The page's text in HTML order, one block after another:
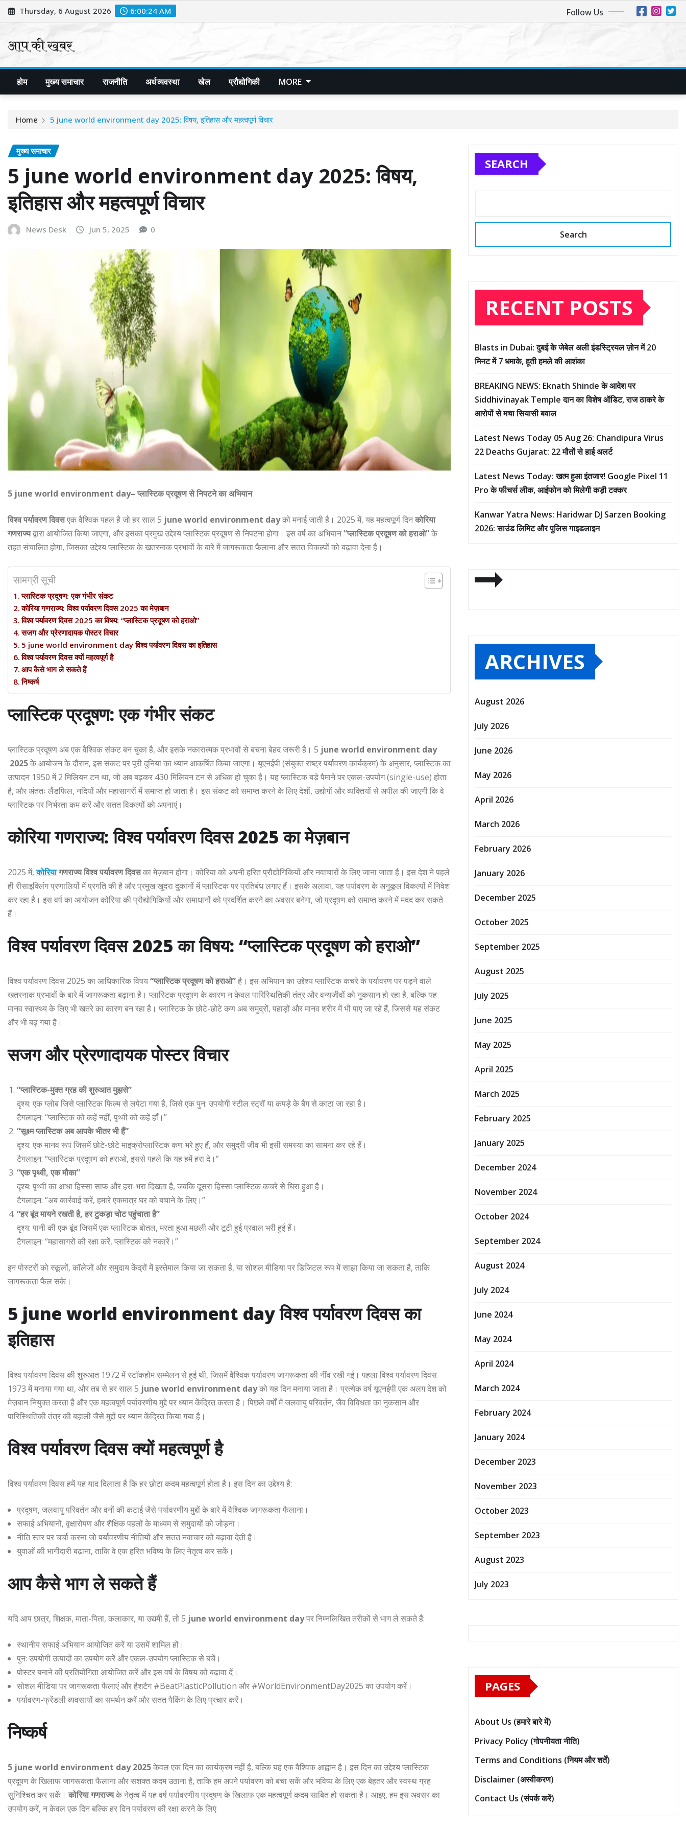
Skip
to
Thursday, 6 August 2026 6:00:25 AM Follow Us
होम मुख्य समाचार राजनीति अर्थव्यवस्था खेल प्रौद्योगिकी MORE
Home 5 june world environment day 2025: विषय, इतिहास और महत्वपूर्ण विचार
मुख्य समाचार
5 june world environment day 2025: विषय,
इतिहास और महत्वपूर्ण विचार
News Desk Jun 5, 2025 0
5 june world environment day– प्लास्टिक प्रदूषण से निपटने का अभियान
विश्व पर्यावरण दिवसएक वैश्विक पहल है जो हर साल 5 june world environment dayको मनाई जाती है। 2025 में, यह महत्वपूर्ण दिनकोरिया
गणराज्यद्वारा आयोजित किया जाएगा, और इसका प्रमुख उद्देश्य प्लास्टिक प्रदूषण से निपटना होगा। इस वर्ष का अभियान“प्लास्टिक प्रदूषण को हराओ”के
तहत संचालित होगा, जिसका उद्देश्य प्लास्टिक के खतरनाक प्रभावों के बारे में जागरूकता फैलाना और सतत विकल्पों को बढ़ावा देना है।
सामग्री सूची
प्लास्टिक प्रदूषण: एक गंभीर संकट
कोरिया गणराज्य: विश्व पर्यावरण दिवस 2025 का मेज़बान
विश्व पर्यावरण दिवस 2025 का विषय: “प्लास्टिक प्रदूषण को हराओ”
सजग और प्रेरणादायक पोस्टर विचार
5 june world environment day विश्व पर्यावरण दिवस का इतिहास
विश्व पर्यावरण दिवस क्यों महत्वपूर्ण है
आप कैसे भाग ले सकते हैं
निष्कर्ष
प्लास्टिक प्रदूषण: एक गंभीर संकट
प्लास्टिक प्रदूषण अब एक वैश्विक संकट बन चुका है, और इसके नकारात्मक प्रभावों से बचना बेहद जरूरी है। 5 june world environment day
2025के आयोजन के दौरान, इस संकट पर पूरी दुनिया का ध्यान आकर्षित किया जाएगा। यूएनईपी (संयुक्त राष्ट्र पर्यावरण कार्यक्रम) के अनुसार, प्लास्टिक का
उत्पादन 1950 में 2 मिलियन टन था, जो अब बढ़कर 430 मिलियन टन से अधिक हो चुका है। यह प्लास्टिक बड़े पैमाने पर एकल-उपयोग (single-use) होता
है, और अंततः लैंडफिल, नदियों और महासागरों में समाप्त हो जाता है। इस संकट को समाप्त करने के लिए देशों, उद्योगों और व्यक्तियों से अपील की जाएगी कि वे
प्लास्टिक पर निर्भरता कम करें और सतत विकल्पों को अपनाएं।
कोरिया गणराज्य: विश्व पर्यावरण दिवस 2025 का मेज़बान
2025 में,कोरियागणराज्यविश्व पर्यावरण दिवसका मेज़बान होगा। कोरिया को अपनी हरित प्रौद्योगिकियों और नवाचारों के लिए जाना जाता है। इस देश ने पहले
ही रीसाइक्लिंग प्रणालियों में प्रगति की है और प्रमुख खुदरा दुकानों में प्लास्टिक पर प्रतिबंध लगाए हैं। इसके अलावा, यह पर्यावरण के अनुकूल विकल्पों में निवेश
कर रहा है। इस वर्ष का आयोजन कोरिया की प्रौद्योगिकियों और समाधानों को प्रदर्शित करने का अवसर बनेगा, जो प्रदूषण को समाप्त करने में मदद कर सकते
हैं।
विश्व पर्यावरण दिवस 2025 का विषय: “प्लास्टिक प्रदूषण को हराओ”
विश्व पर्यावरण दिवस 2025 का आधिकारिक विषय“प्लास्टिक प्रदूषण को हराओ”है। इस अभियान का उद्देश्य प्लास्टिक कचरे के पर्यावरण पर पड़ने वाले
खतरनाक प्रभावों के बारे में जागरूकता बढ़ाना है। प्लास्टिक प्रदूषण के कारण न केवल पारिस्थितिकी तंत्र और वन्यजीवों को नुकसान हो रहा है, बल्कि यह
मानव स्वास्थ्य के लिए भी खतरे का कारण बन रहा है। प्लास्टिक के छोटे-छोटे कण अब समुद्रों, पहाड़ों और मानव शरीर में भी पाए जा रहे हैं, जिससे यह संकट
और भी बढ़ गया है।
सजग और प्रेरणादायक पोस्टर विचार
“प्लास्टिक-मुक्त ग्रह की शुरुआत मुझसे”
दृश्य: एक ग्लोब जिसे प्लास्टिक फिल्म से लपेटा गया है, जिसे एक पुन: उपयोगी स्टील स्ट्रॉ या कपड़े के बैग से काटा जा रहा है।
टैगलाइन: “प्लास्टिक को कहें नहीं, पृथ्वी को कहें हाँ।”
“सूक्ष्म प्लास्टिक अब आपके भीतर भी हैं”
दृश्य: एक मानव रूप जिसमें छोटे-छोटे माइक्रोप्लास्टिक कण भरे हुए हैं, और समुद्री जीव भी इसी समस्या का सामना कर रहे हैं।
टैगलाइन: “प्लास्टिक प्रदूषण को हराओ, इससे पहले कि यह हमें हरा दे।”
“एक पृथ्वी, एक मौका”
दृश्य: पृथ्वी का आधा हिस्सा साफ और हरा-भरा दिखता है, जबकि दूसरा हिस्सा प्लास्टिक कचरे से घिरा हुआ है।
टैगलाइन: “अब कार्रवाई करें, हमारे एकमात्र घर को बचाने के लिए।”
“हर बूंद मायने रखती है, हर टुकड़ा चोट पहुंचाता है”
दृश्य: पानी की एक बूंद जिसमें एक प्लास्टिक बोतल, मरता हुआ मछली और टूटी हुई प्रवाल भरी हुई हैं।
टैगलाइन: “महासागरों की रक्षा करें, प्लास्टिक को नकारें।”
इन पोस्टरों को स्कूलों, कॉलेजों और समुदाय केंद्रों में इस्तेमाल किया जा सकता है, या सोशल मीडिया पर डिजिटल रूप में साझा किया जा सकता है, ताकि
जागरूकता फैल सके।
5 june world environment day विश्व पर्यावरण दिवस का
इतिहास
विश्व पर्यावरण दिवस की शुरुआत 1972 में स्टॉकहोम सम्मेलन से हुई थी, जिसमें वैश्विक पर्यावरण जागरूकता की नींव रखी गई। पहला विश्व पर्यावरण दिवस
1973 में मनाया गया था, और तब से हर साल 5 june world environment dayको यह दिन मनाया जाता है। प्रत्येक वर्ष यूएनईपी एक अलग देश को
मेज़बान नियुक्त करता है और एक महत्वपूर्ण पर्यावरणीय मुद्दे पर ध्यान केंद्रित करता है। पिछले वर्षों में जलवायु परिवर्तन, जैव विविधता का नुकसान और
पारिस्थितिकी तंत्र की बहाली जैसे मुद्दों पर ध्यान केंद्रित किया गया है।
विश्व पर्यावरण दिवस क्यों महत्वपूर्ण है
विश्व पर्यावरण दिवस हमें यह याद दिलाता है कि हर छोटा कदम महत्वपूर्ण होता है। इस दिन का उद्देश्य है:
प्रदूषण, जलवायु परिवर्तन और वनों की कटाई जैसे पर्यावरणीय मुद्दों के बारे में वैश्विक जागरूकता फैलाना।
सफाई अभियानों, वृक्षारोपण और शैक्षिक पहलों के माध्यम से समुदायों को जोड़ना।
नीति स्तर पर चर्चा करना जो पर्यावरणीय नीतियों और सतत नवाचार को बढ़ावा देती है।
युवाओं की भागीदारी बढ़ाना, ताकि वे एक हरित भविष्य के लिए नेतृत्व कर सकें।
आप कैसे भाग ले सकते हैं
यदि आप छात्र, शिक्षक, माता-पिता, कलाकार, या उद्यमी हैं, तो 5 june world environment dayपर निम्नलिखित तरीकों से भाग ले सकते हैं:
स्थानीय सफाई अभियान आयोजित करें या उसमें शामिल हों।
पुन: उपयोगी उत्पादों का उपयोग करें और एकल-उपयोग प्लास्टिक से बचें।
पोस्टर बनाने की प्रतियोगिता आयोजित करें और इस वर्ष के विषय को बढ़ावा दें।
सोशल मीडिया पर जागरूकता फैलाएं और हैशटैग #BeatPlasticPollution और #WorldEnvironmentDay2025 का उपयोग करें।
पर्यावरण-फ्रेंडली व्यवसायों का समर्थन करें और सतत पैकिंग के लिए प्रचार करें।
निष्कर्ष
5 june world environment day 2025केवल एक दिन का कार्यक्रम नहीं है, बल्कि यह एक वैश्विक आह्वान है। इस दिन का उद्देश्य प्लास्टिक
प्रदूषण के खिलाफ जागरूकता फैलाना और सशक्त कदम उठाना है, ताकि हम अपने पर्यावरण को बचा सकें और भविष्य के लिए एक बेहतर और स्वस्थ ग्रह
सुनिश्चित कर सकें। कोरिया गणराज्यके नेतृत्व में यह वर्ष पर्यावरणीय प्रदूषण के खिलाफ एक महत्वपूर्ण कदम साबित हो सकता है। आइए, हम इस अवसर का
उपयोग करें, न केवल एक दिन बल्कि हर दिन पर्यावरण की रक्षा करने के लिए
SEARCH
Search
RECENT POSTS
Blasts in Dubai: दुबई के जेबेल अली इंडस्ट्रियल ज़ोन में 20
मिनट में 7 धमाके, हूती हमले की आशंका
BREAKING NEWS: Eknath Shinde के आदेश पर
Siddhivinayak Temple दान का विशेष ऑडिट, राज ठाकरे के
आरोपों से मचा सियासी बवाल
Latest News Today 05 Aug 26: Chandipura Virus
22 Deaths Gujarat: 22 मौतों से हाई अलर्ट
Latest News Today: खत्म हुआ इंतजार! Google Pixel 11
Pro के फीचर्स लीक, आईफोन को मिलेगी कड़ी टक्कर
Kanwar Yatra News: Haridwar DJ Sarzen Booking
2026: साउंड लिमिट और पुलिस गाइडलाइन
ARCHIVES
August 2026
July 2026
June 2026
May 2026
April 2026
March 2026
February 2026
January 2026
December 2025
October 2025
September 2025
August 2025
July 2025
June 2025
May 2025
April 2025
March 2025
February 2025
January 2025
December 2024
November 2024
October 2024
September 2024
August 2024
July 2024
June 2024
May 2024
April 2024
March 2024
February 2024
January 2024
December 2023
November 2023
October 2023
September 2023
August 2023
July 2023
PAGES
About Us (हमारे बारे में)
Privacy Policy (गोपनीयता नीति)
Terms and Conditions (नियम और शर्तें)
Disclaimer (अस्वीकरण)
Contact Us (संपर्क करें)